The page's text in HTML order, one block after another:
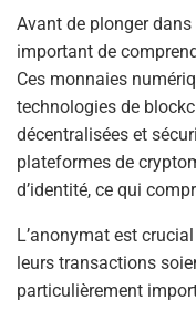
Avant de plonger dans
important de
Ces monnaies
technologies de
décentralisées et
plateformes de
d’identité, ce qui
L’anonymat est
leurs transactions
particulièrement